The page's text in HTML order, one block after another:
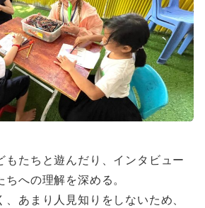
もたちと遊んだり、インタビュー
への理解を深める。
、あまり人見知りをしないため、